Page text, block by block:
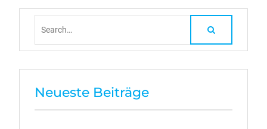
Neueste Beiträge